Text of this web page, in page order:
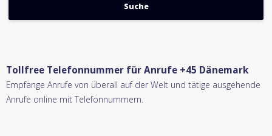
Tollfree Telefonnummer für Anrufe +45 Dänemark
Empfange Anrufe von überall auf der Welt und tätige ausgehende
Anrufe online mit Telefonnummern.